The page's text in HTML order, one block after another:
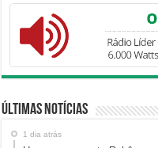
Últimas Notícias
1 dia atrás